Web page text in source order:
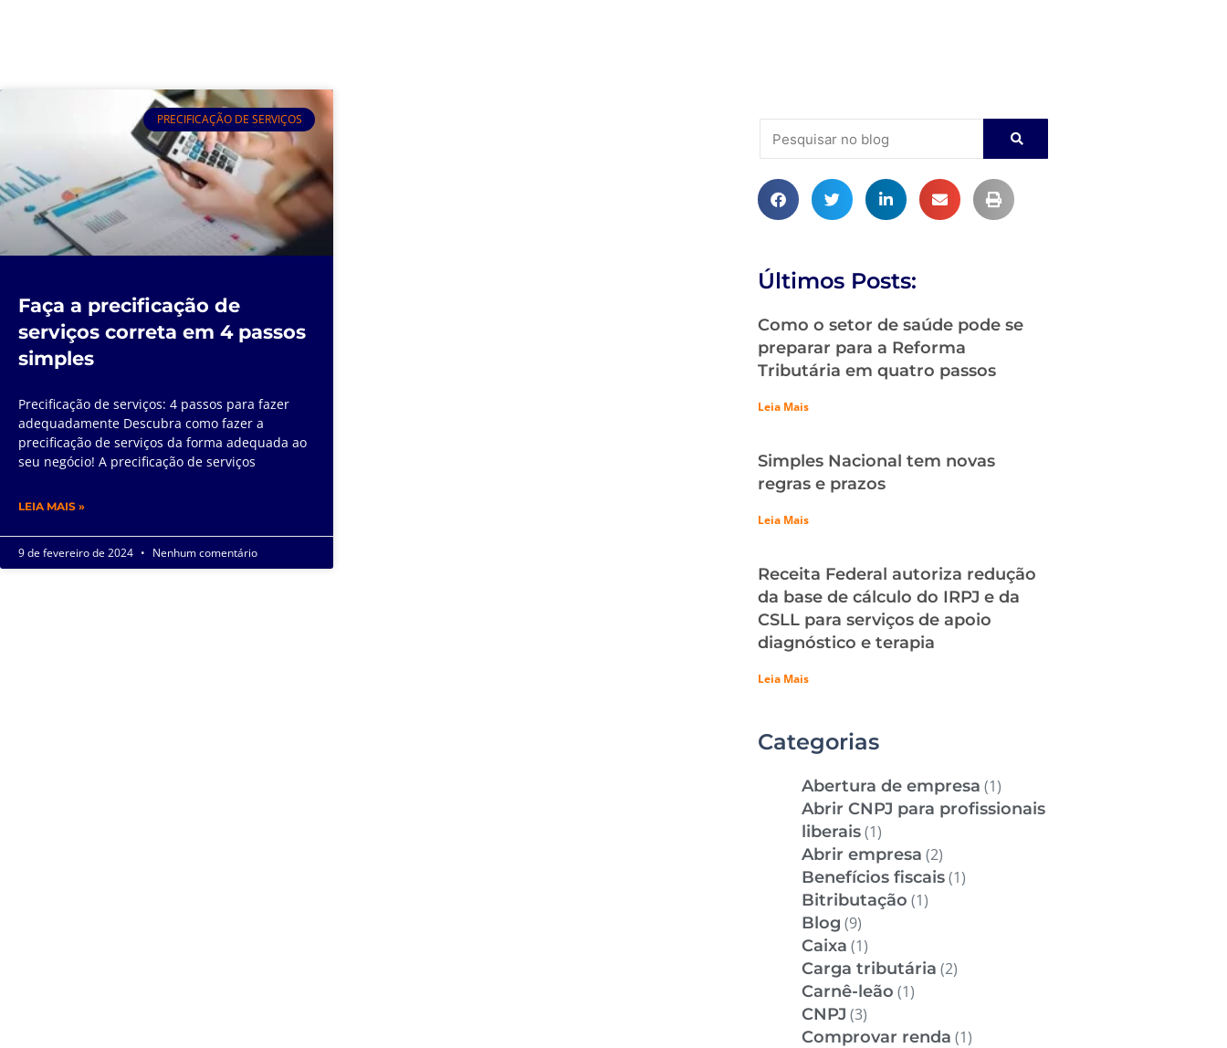
PRECIFICAÇÃO DE SERVIÇOS
Faça a precificação de
serviços correta em 4 passos
simples
Precificação de serviços: 4 passos para fazer
adequadamente Descubra como fazer a
precificação de serviços da forma adequada ao
seu negócio! A precificação de serviços
LEIA MAIS »
9 de fevereiro de 2024 Nenhum comentário
Últimos Posts:
Como o setor de saúde pode se
preparar para a Reforma
Tributária em quatro passos
Leia Mais
Simples Nacional tem novas
regras e prazos
Leia Mais
Receita Federal autoriza redução
da base de cálculo do IRPJ e da
CSLL para serviços de apoio
diagnóstico e terapia
Leia Mais
Categorias
Abertura de empresa (1)
Abrir CNPJ para profissionais
liberais(1)
Abrir empresa (2)
Benefícios fiscais(1)
Bitributação (1)
Blog (9)
Caixa (1)
Carga tributária (2)
Carnê-leão (1)
CNPJ (3)
Comprovar renda (1)